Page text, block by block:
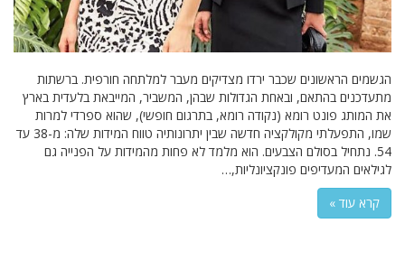
הגשמים הראשונים שכבר ירדו מצדיקים מעבר למלתחה חורפית. ברשתות
מתעדכנים בהתאם, ובאחת הגדולות שבהן, המשביר, המייבאת בלעדית בארץ
את המותג פונט רומא (נקודה רומא, בתרגום חופשי), שהוא ספרדי למרות
שמו, התפעלתי מקולקציה חדשה שבין יתרונותיה טווח המידות שלה: מ-38 עד
54. נתחיל בסולם הצבעים. הוא מלמד לא פחות מהמידות על הפנייה גם
לגילאים המעדיפים פונקציונליות,…
קרא עוד »